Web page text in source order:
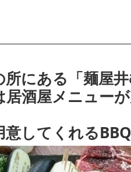
にある「麺屋井
酒屋メニュー
してくれる